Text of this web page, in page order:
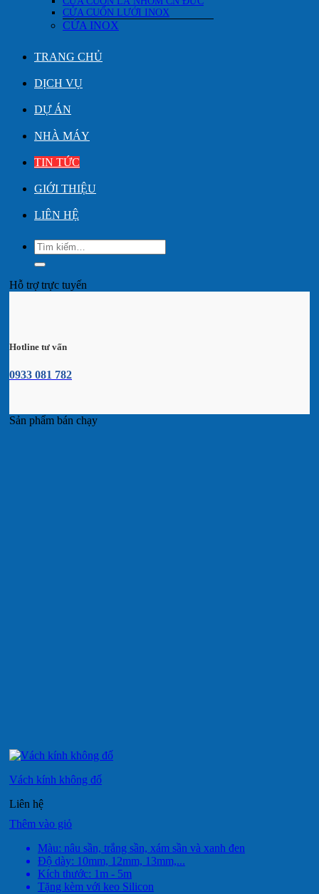
CỬA CUỐN LƯỚI INOX
CỬA INOX
TRANG CHỦ
DỊCH VỤ
DỰ ÁN
NHÀ MÁY
TIN TỨC
GIỚI THIỆU
LIÊN HỆ
Tìm
kiếm:
Hỗ trợ trực tuyến
Hotline tư vấn
0933 081 782
Sản phẩm bán chạy
Vách kính không đố
Liên hệ
Thêm vào giỏ
Màu: nâu sần, trắng sần, xám sần và xanh đen
Độ dày: 10mm, 12mm, 13mm,...
Kích thước: 1m - 5m
Tặng kèm với keo Silicon